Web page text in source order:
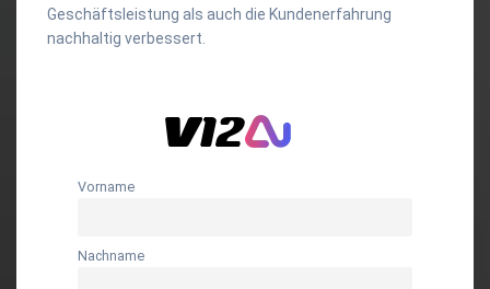
Geschäftsleistung als auch die Kundenerfahrung
nachhaltig verbessert.
Vorname
Nachname